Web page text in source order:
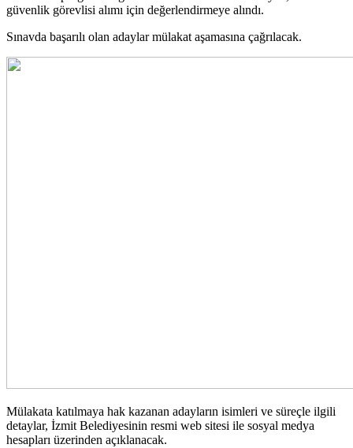
güvenlik görevlisi alımı için değerlendirmeye alındı.
Sınavda başarılı olan adaylar mülakat aşamasına çağrılacak.
Mülakata katılmaya hak kazanan adayların isimleri ve süreçle ilgili
detaylar, İzmit Belediyesinin resmi web sitesi ile sosyal medya
hesapları üzerinden açıklanacak.